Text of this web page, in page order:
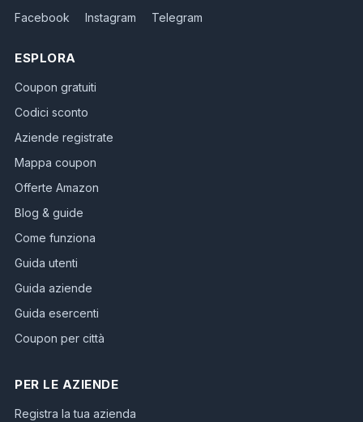
Facebook Instagram Telegram
ESPLORA
Coupon gratuiti
Codici sconto
Aziende registrate
Mappa coupon
Offerte Amazon
Blog & guide
Come funziona
Guida utenti
Guida aziende
Guida esercenti
Coupon per città
PER LE AZIENDE
Registra la tua azienda